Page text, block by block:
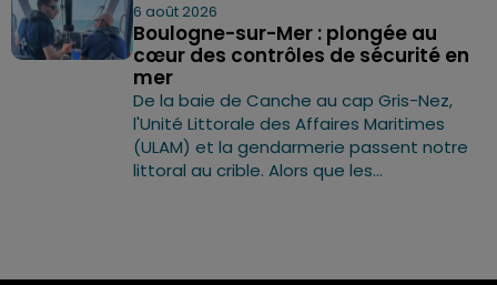
6 août 2026
Boulogne-sur-Mer : plongée au
cœur des contrôles de sécurité en
mer
De la baie de Canche au cap Gris-Nez,
l'Unité Littorale des Affaires Maritimes
(ULAM) et la gendarmerie passent notre
littoral au crible. Alors que les...